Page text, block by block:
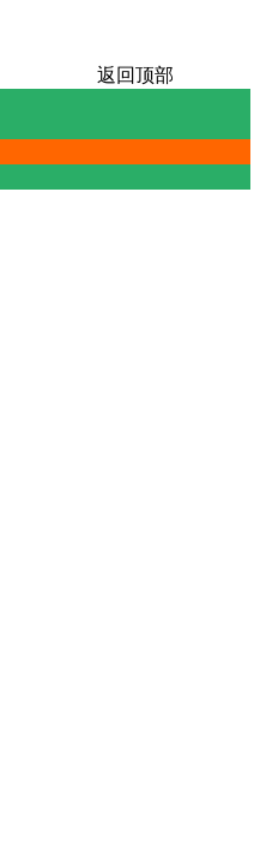
返回顶部